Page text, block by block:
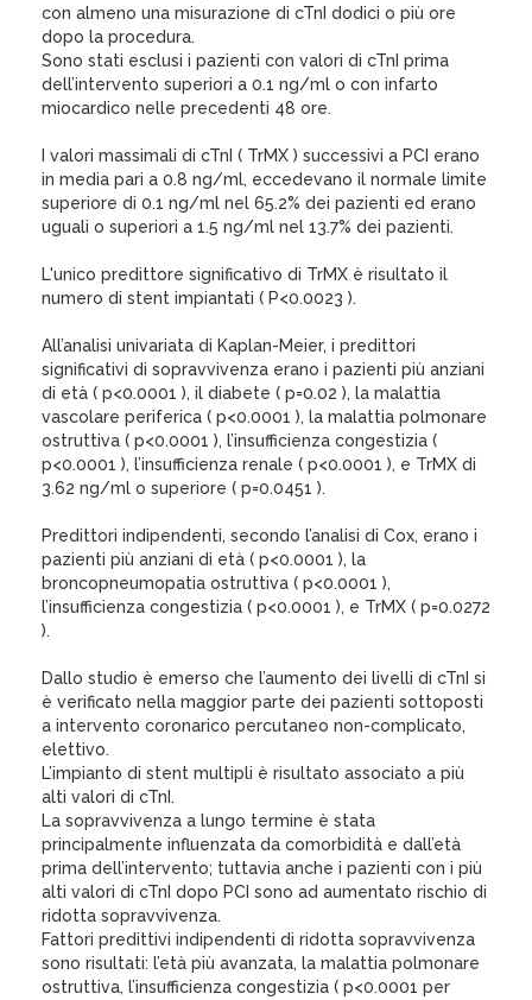
con almeno una misurazione di cTnI dodici o più ore
dopo la procedura.
Sono stati esclusi i pazienti con valori di cTnI prima
dell’intervento superiori a 0.1 ng/ml o con infarto
miocardico nelle precedenti 48 ore.
I valori massimali di cTnI ( TrMX ) successivi a PCI erano
in media pari a 0.8 ng/ml, eccedevano il normale limite
superiore di 0.1 ng/ml nel 65.2% dei pazienti ed erano
uguali o superiori a 1.5 ng/ml nel 13.7% dei pazienti.
L'unico predittore significativo di TrMX è risultato il
numero di stent impiantati ( P<0.0023 ).
All’analisi univariata di Kaplan-Meier, i predittori
significativi di sopravvivenza erano i pazienti più anziani
di età ( p<0.0001 ), il diabete ( p=0.02 ), la malattia
vascolare periferica ( p<0.0001 ), la malattia polmonare
ostruttiva ( p<0.0001 ), l’insufficienza congestizia (
p<0.0001 ), l’insufficienza renale ( p<0.0001 ), e TrMX di
3.62 ng/ml o superiore ( p=0.0451 ).
Predittori indipendenti, secondo l’analisi di Cox, erano i
pazienti più anziani di età ( p<0.0001 ), la
broncopneumopatia ostruttiva ( p<0.0001 ),
l’insufficienza congestizia ( p<0.0001 ), e TrMX ( p=0.0272
).
Dallo studio è emerso che l’aumento dei livelli di cTnI si
è verificato nella maggior parte dei pazienti sottoposti
a intervento coronarico percutaneo non-complicato,
elettivo.
L’impianto di stent multipli è risultato associato a più
alti valori di cTnI.
La sopravvivenza a lungo termine è stata
principalmente influenzata da comorbidità e dall’età
prima dell’intervento; tuttavia anche i pazienti con i più
alti valori di cTnI dopo PCI sono ad aumentato rischio di
ridotta sopravvivenza.
Fattori predittivi indipendenti di ridotta sopravvivenza
sono risultati: l’età più avanzata, la malattia polmonare
ostruttiva, l’insufficienza congestizia ( p<0.0001 per